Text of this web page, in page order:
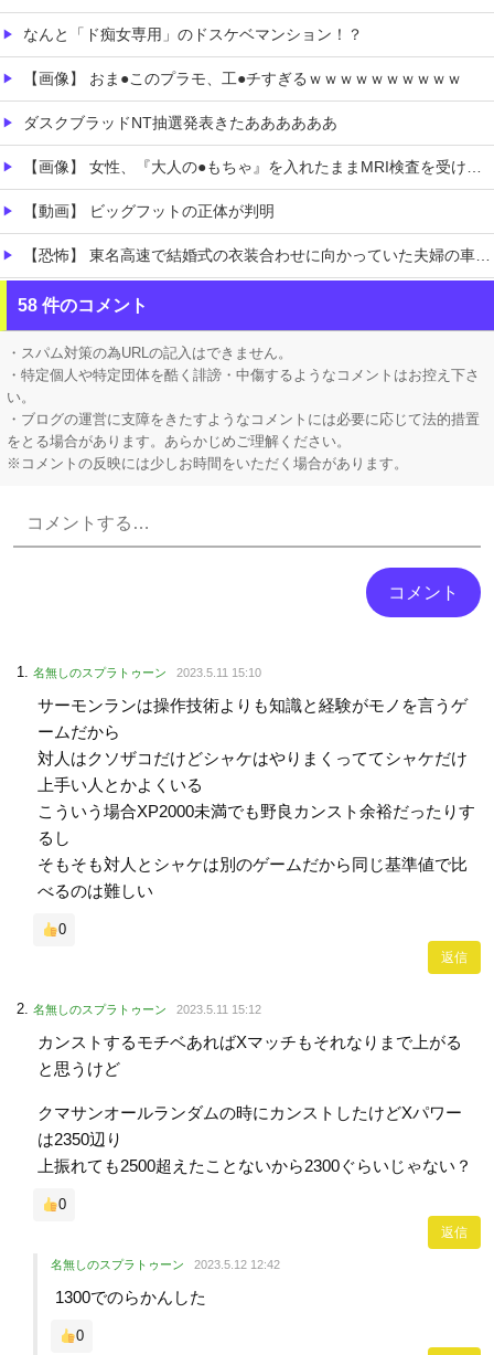
なんと「ド痴女専用」のドスケベマンション！？
【画像】 おま●このプラモ、工●チすぎるｗｗｗｗｗｗｗｗｗｗ
ダスクブラッドNT抽選発表きたああああああ
【画像】 女性、『大人の●もちゃ』を入れたままMRI検査を受けた結果 →
【動画】 ビッグフットの正体が判明
【恐怖】 東名高速で結婚式の衣装合わせに向かっていた夫婦の車に何度も何度も追突した60歳の男がヤバすぎる…こんなのに遭遇したらどうすればいいの？
【ネオポルテ】 実写配信中に金〇が映る大事故が発生!?
にじさんじ「緑仙」謝罪と募集を一緒にして怒られる「VTuberが歌ってこなかった埋もれた曲」ボカロPの抗議で歌ってみた非公開になること心配する声
58 件のコメント
・スパム対策の為URLの記入はできません。
・特定個人や特定団体を酷く誹謗・中傷するようなコメントはお控え下さ
い。
・ブログの運営に支障をきたすようなコメントには必要に応じて法的措置
をとる場合があります。あらかじめご理解ください。
※コメントの反映には少しお時間をいただく場合があります。
名無しのスプラトゥーン 2023.5.11 15:10
サーモンランは操作技術よりも知識と経験がモノを言うゲ
ームだから
対人はクソザコだけどシャケはやりまくっててシャケだけ
上手い人とかよくいる
こういう場合XP2000未満でも野良カンスト余裕だったりす
るし
そもそも対人とシャケは別のゲームだから同じ基準値で比
べるのは難しい
0
返信
名無しのスプラトゥーン 2023.5.11 15:12
カンストするモチベあればXマッチもそれなりまで上がる
と思うけど
クマサンオールランダムの時にカンストしたけどXパワー
は2350辺り
上振れても2500超えたことないから2300ぐらいじゃない？
0
返信
名無しのスプラトゥーン 2023.5.12 12:42
1300でのらかんした
0